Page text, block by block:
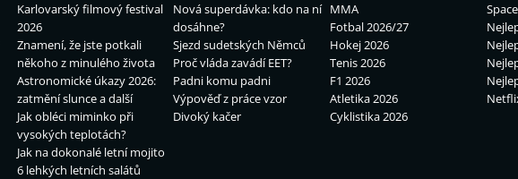
Karlovarský filmový festival
2026
Znamení, že jste potkali
někoho z minulého života
Astronomické úkazy 2026:
zatmění slunce a další
Jak obléci miminko při
vysokých teplotách?
Jak na dokonalé letní mojito
6 lehkých letních salátů
Nová superdávka: kdo na ní
dosáhne?
Sjezd sudetských Němců
Proč vláda zavádí EET?
Padni komu padni
Výpověď z práce vzor
Divoký kačer
MMA
Fotbal 2026/27
Hokej 2026
Tenis 2026
F1 2026
Atletika 2026
Cyklistika 2026